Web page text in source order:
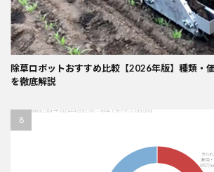
除草ロボットおすすめ比較【2026年版】種類・
を徹底解説